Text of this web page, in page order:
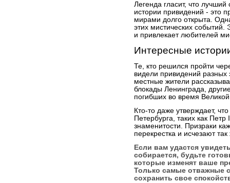
Легенда гласит, что
истории привидений - это
мирами долго открыта.
этих мистических событий.
и привлекает любителей
Интересные
Те, кто решился пройти
видели привидений
местные жители
блокады Ленинграда,
погибших во время
Кто-то даже утверждает,
Петербурга, таких как
знаменитости. Призраки
перекрестка и исчезают
Если вам удастся
собирается, будьте
которые изменят ваше
Только самые отважные
сохранить свое